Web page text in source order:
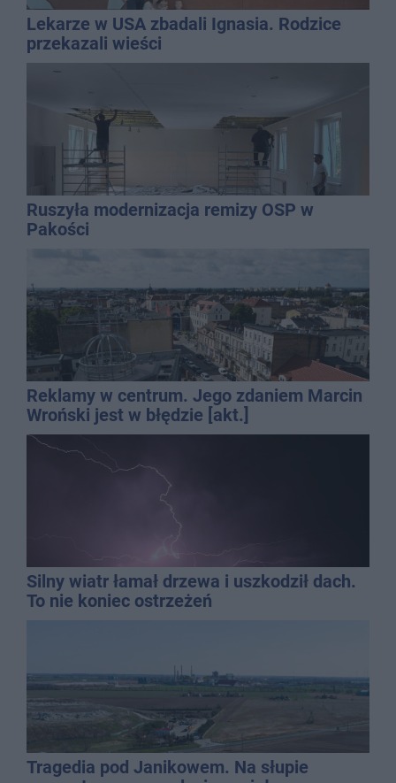
Lekarze w USA zbadali Ignasia. Rodzice
przekazali wieści
Ruszyła modernizacja remizy OSP w
Pakości
Reklamy w centrum. Jego zdaniem Marcin
Wroński jest w błędzie [akt.]
Silny wiatr łamał drzewa i uszkodził dach.
To nie koniec ostrzeżeń
Tragedia pod Janikowem. Na słupie